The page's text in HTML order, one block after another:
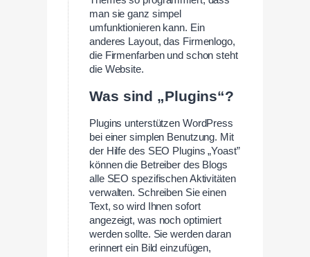
man sie ganz simpel
umfunktionieren kann. Ein
anderes Layout, das Firmenlogo,
die Firmenfarben und schon steht
die Website.
Was sind „Plugins“?
Plugins unterstützen WordPress
bei einer simplen Benutzung. Mit
der Hilfe des SEO Plugins „Yoast”
können die Betreiber des Blogs
alle SEO spezifischen Aktivitäten
verwalten. Schreiben Sie einen
Text, so wird Ihnen sofort
angezeigt, was noch optimiert
werden sollte. Sie werden daran
erinnert ein Bild einzufügen,